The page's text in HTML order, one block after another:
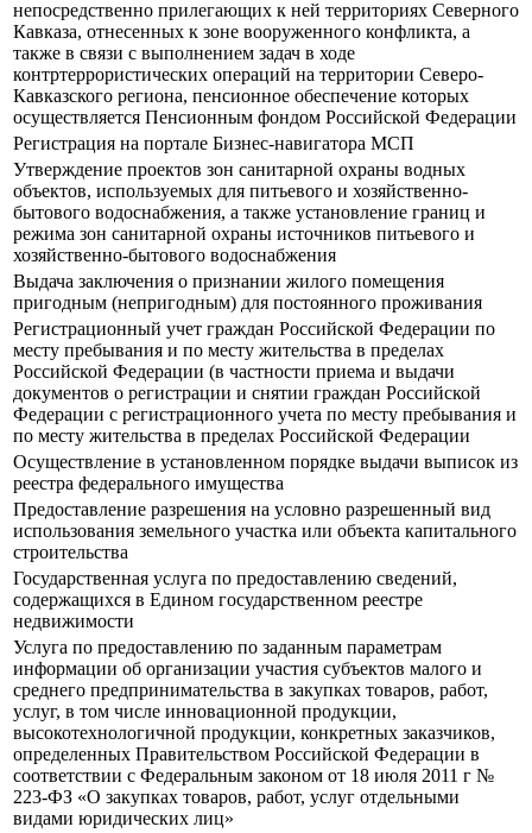
непосредственно прилегающих к ней территориях Северного
Кавказа, отнесенных к зоне вооруженного конфликта, а
также в связи с выполнением задач в ходе
контртеррористических операций на территории Северо-
Кавказского региона, пенсионное обеспечение которых
осуществляется Пенсионным фондом Российской Федерации
Регистрация на портале Бизнес-навигатора МСП
Утверждение проектов зон санитарной охраны водных
объектов, используемых для питьевого и хозяйственно-
бытового водоснабжения, а также установление границ и
режима зон санитарной охраны источников питьевого и
хозяйственно-бытового водоснабжения
Выдача заключения о признании жилого помещения
пригодным (непригодным) для постоянного проживания
Регистрационный учет граждан Российской Федерации по
месту пребывания и по месту жительства в пределах
Российской Федерации (в частности приема и выдачи
документов о регистрации и снятии граждан Российской
Федерации с регистрационного учета по месту пребывания и
по месту жительства в пределах Российской Федерации
Осуществление в установленном порядке выдачи выписок из
реестра федерального имущества
Предоставление разрешения на условно разрешенный вид
использования земельного участка или объекта капитального
строительства
Государственная услуга по предоставлению сведений,
содержащихся в Едином государственном реестре
недвижимости
Услуга по предоставлению по заданным параметрам
информации об организации участия субъектов малого и
среднего предпринимательства в закупках товаров, работ,
услуг, в том числе инновационной продукции,
высокотехнологичной продукции, конкретных заказчиков,
определенных Правительством Российской Федерации в
соответствии с Федеральным законом от 18 июля 2011 г №
223-ФЗ «О закупках товаров, работ, услуг отдельными
видами юридических лиц»